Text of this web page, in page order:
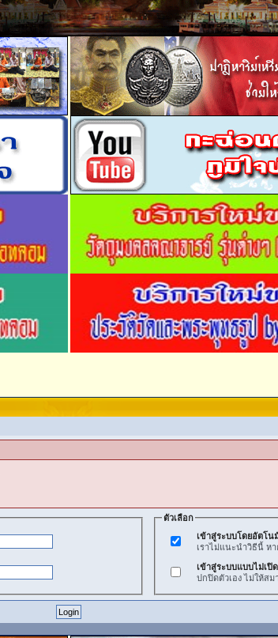
ตัวเลือก
เข้าสู่ระบบโดยอัตโน
เราไม่แนะนำวิธีนี้ ห
เข้าสู่ระบบแบบไม่เปิด
ปกปิดตัวเอง ไม่ให้ส